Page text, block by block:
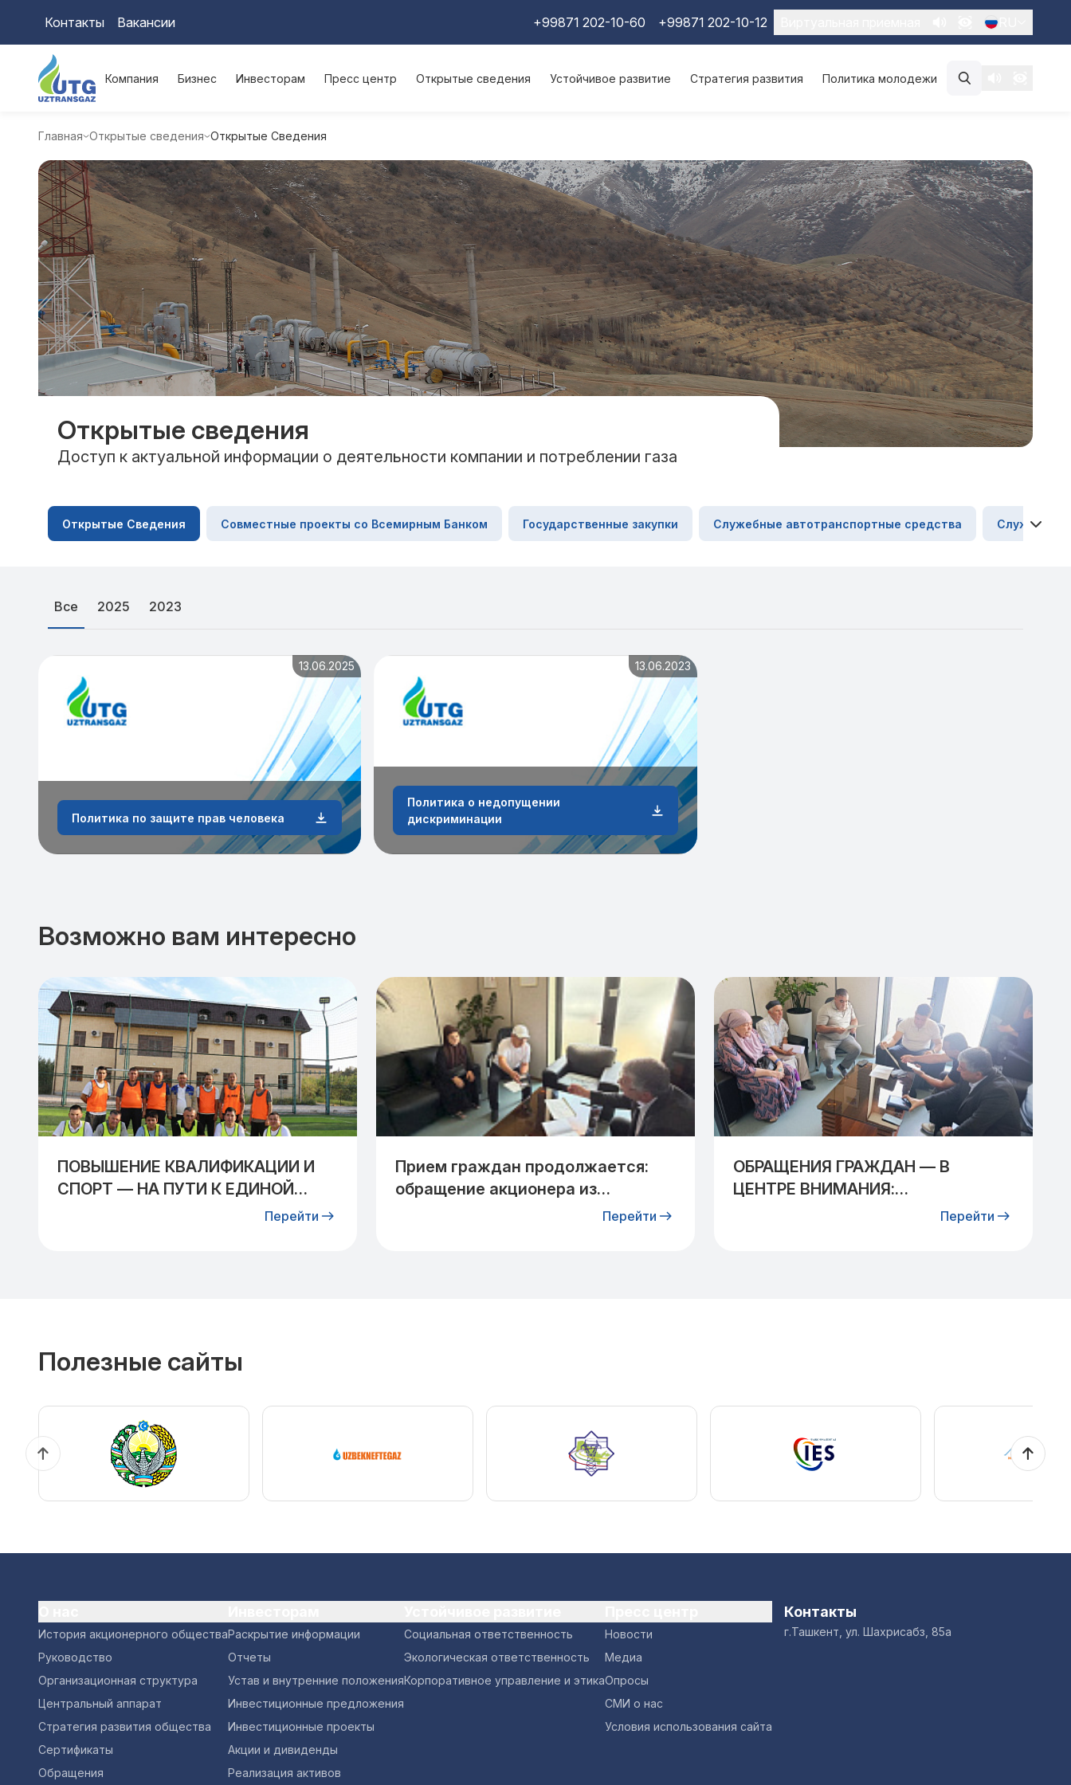
Контакты Вакансии +99871 202-10-60 +99871 202-10-12
Компания Бизнес Инвесторам Пресс центр Открытые сведения Устойчивое развитие Стратегия развития Политика молодежи
Главная Открытые сведения Открытые Сведения
Открытые сведения
Доступ к актуальной информации о деятельности компании и потреблении газа
Открытые Сведения Совместные проекты со Всемирным Банком Государственные закупки Служебные автотранспортные средства Служебные
Все 2025 2023
13.06.2025
Политика по защите прав человека
13.06.2023
Политика о недопущении
дискриминации
Возможно вам интересно
ПОВЫШЕНИЕ КВАЛИФИКАЦИИ И
СПОРТ — НА ПУТИ К ЕДИНОЙ
Перейти
Прием граждан продолжается:
обращение акционера из
Навоийской области взято на
Перейти
ОБРАЩЕНИЯ ГРАЖДАН — В
ЦЕНТРЕ ВНИМАНИЯ:
СПЕЦИАЛИСТЫ АО «УЗТРАНСГАЗ»
Перейти
Полезные сайты
История акционерного общества
Руководство
Организационная структура
Центральный аппарат
Стратегия развития общества
Сертификаты
Обращения
Раскрытие информации
Отчеты
Устав и внутренние положения
Инвестиционные предложения
Инвестиционные проекты
Акции и дивиденды
Реализация активов
Социальная ответственность
Экологическая ответственность
Корпоративное управление и этика
Новости
Медиа
Опросы
СМИ о нас
Условия использования сайта
Контакты
г.Ташкент, ул. Шахрисабз, 85а